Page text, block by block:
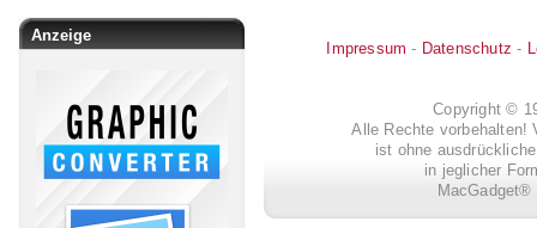
Anzeige
Impressum - Datenschutz -
Copyright ©
Alle Rechte vorbehalten!
ist ohne
in jeglicher
MacGadget®